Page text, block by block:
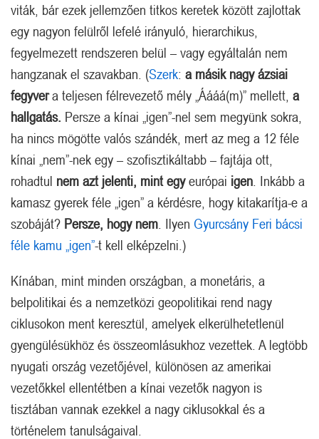
viták, bár ezek jellemzően titkos keretek között zajlottak
egy nagyon felülről lefelé irányuló, hierarchikus,
fegyelmezett rendszeren belül – vagy egyáltalán nem
hangzanak el szavakban. (Szerk: a másik nagy ázsiai
fegyvera teljesen félrevezető mély „Áááá(m)” mellett, a
hallgatás. Persze a kínai „igen”-nel sem megyünk sokra,
ha nincs mögötte valós szándék, mert az meg a 12 féle
kínai „nem”-nek egy – szofisztikáltabb – fajtája ott,
rohadtul nem azt jelenti, mint egyeurópai igen . Inkább a
kamasz gyerek féle „igen” a kérdésre, hogy kitakarítja-e a
szobáját? Persze, hogy nem . Ilyen Gyurcsány Feri bácsi
féle kamu „igen”-t kell elképzelni.)
Kínában, mint minden országban, a monetáris, a
belpolitikai és a nemzetközi geopolitikai rend nagy
ciklusokon ment keresztül, amelyek elkerülhetetlenül
gyengülésükhöz és összeomlásukhoz vezettek. A legtöbb
nyugati ország vezetőjével, különösen az amerikai
vezetőkkel ellentétben a kínai vezetők nagyon is
tisztában vannak ezekkel a nagy ciklusokkal és a
történelem tanulságaival.